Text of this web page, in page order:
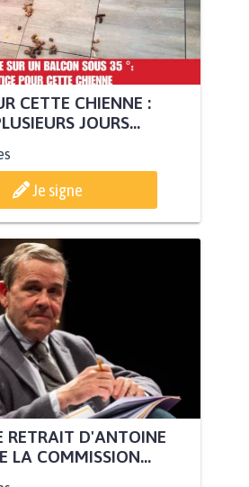
CETTE CHIENNE :
JOURS...
Je signe
RETRAIT D'ANTOINE
LA COMMISSION...